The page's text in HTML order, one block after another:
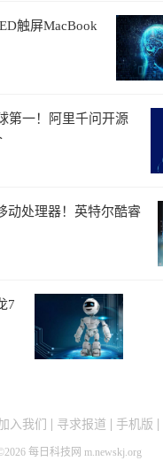
触屏MacBook
第一！阿里千问开源
动处理器！英特尔酷睿
7
入我们 寻求报道 手机版
2026 每日科技网 m.newskj.org